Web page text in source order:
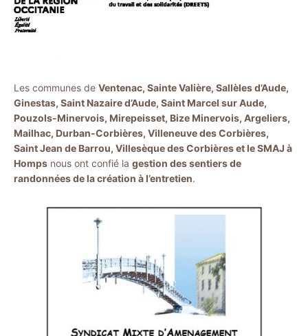
Les communes de Ventenac, Sainte Valière, Sallèles d’Aude,
Ginestas, Saint Nazaire d’Aude, Saint Marcel sur Aude,
Pouzols-Minervois, Mirepeisset, Bize Minervois, Argeliers,
Mailhac, Durban-Corbières, Villeneuve des Corbières,
Saint Jean de Barrou, Villesèque des Corbières et le SMAJ à
Homps nous ont confié la gestion des sentiers de
randonnées de la création à l’entretien.